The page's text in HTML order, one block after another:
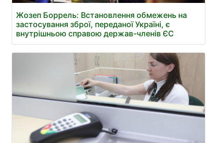
Жозеп Боррель: Встановлення обмежень на
застосування зброї, переданої Україні, є
внутрішньою справою держав-членів ЄС